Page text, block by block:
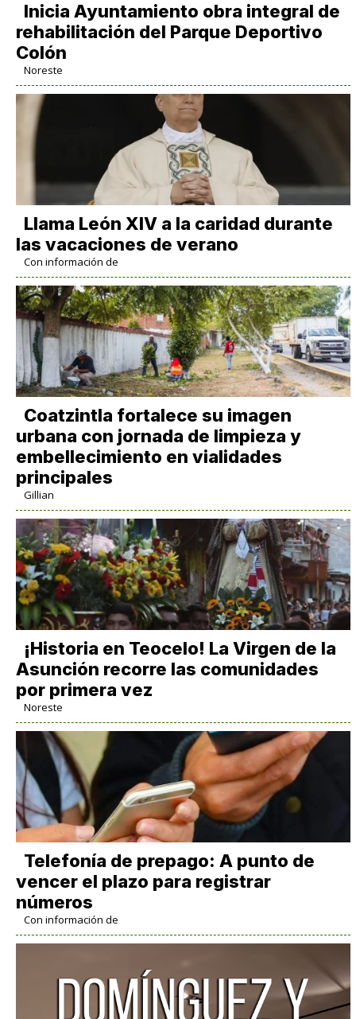
Inicia Ayuntamiento obra integral de
rehabilitación del Parque Deportivo
Colón
Noreste
Llama León XIV a la caridad durante
las vacaciones de verano
Con información de
Coatzintla fortalece su imagen
urbana con jornada de limpieza y
embellecimiento en vialidades
principales
Gillian
​¡Historia en Teocelo! La Virgen de la
Asunción recorre las comunidades
por primera vez
Noreste
Telefonía de prepago: A punto de
vencer el plazo para registrar
números
Con información de